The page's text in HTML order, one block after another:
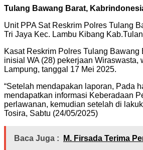
Tulang Bawang Barat,
Unit PPA Sat Reskrim Polres Tulang
Tri Jaya Kec. Lambu Kibang
Kasat Reskrim Polres Tulang
inisial WA (28) pekerjaan
Lampung, tanggal 17 Mei 2025.
“Setelah mendapakan laporan, Pada
mendapatkan informasi Keberadaan
perlawanan, kemudian setelah di
Tosira, Sabtu (24/05/2025)
Baca Juga : M. Firsada Terima